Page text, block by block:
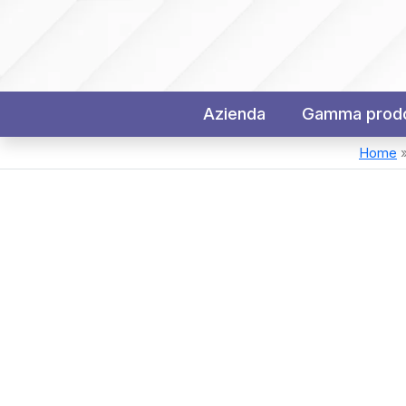
Azienda Gamma
Home